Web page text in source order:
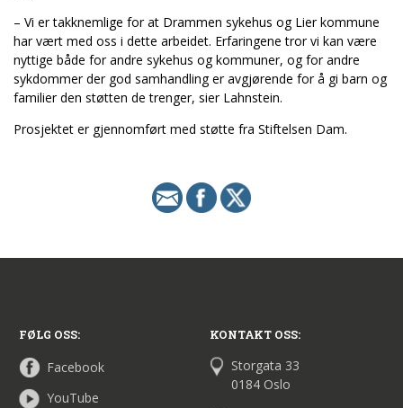
– Vi er takknemlige for at Drammen sykehus og Lier kommune
har vært med oss i dette arbeidet. Erfaringene tror vi kan være
nyttige både for andre sykehus og kommuner, og for andre
sykdommer der god samhandling er avgjørende for å gi barn og
familier den støtten de trenger, sier Lahnstein.
Prosjektet er gjennomført med støtte fra Stiftelsen Dam.
FØLG OSS:
Facebook
YouTube
KONTAKT OSS:
Storgata 33
0184 Oslo